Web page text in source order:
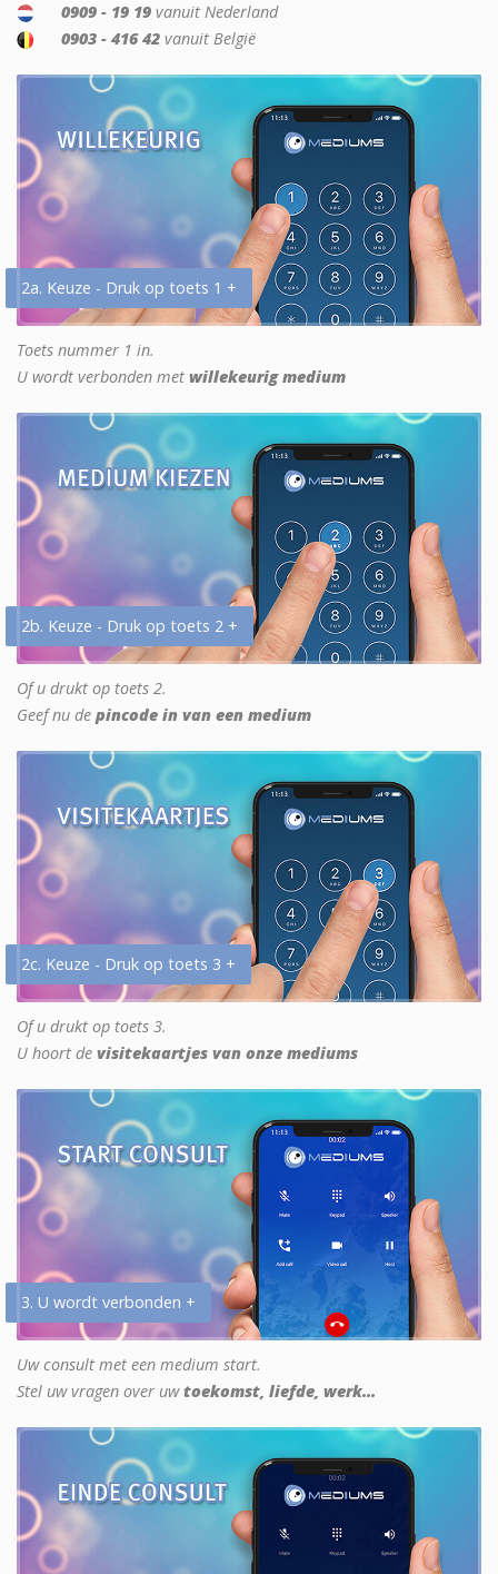
0909 - 19 19 vanuit Nederland
0903 - 416 42 vanuit België
2a. Keuze - Druk op toets 1 +
Toets nummer 1 in.
U wordt verbonden met willekeurig medium
2b. Keuze - Druk op toets 2 +
Of u drukt op toets 2.
Geef nu de pincode in van een medium
2c. Keuze - Druk op toets 3 +
Of u drukt op toets 3.
U hoort de visitekaartjes van onze mediums
3. U wordt verbonden +
Uw consult met een medium start.
Stel uw vragen over uwtoekomst, liefde, werk...